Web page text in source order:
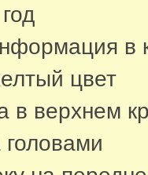
в
цвет
в верхнем